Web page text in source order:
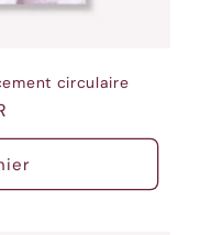
circulaire